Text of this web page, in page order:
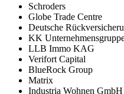
Schroders
Globe Trade Centre
Deutsche
KK
LLB Immo KAG
Verifort Capital
BlueRock Group
Matrix
Industria Wohnen GmbH